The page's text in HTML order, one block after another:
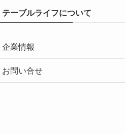
テーブルライフについて
企業情報
お問い合せ